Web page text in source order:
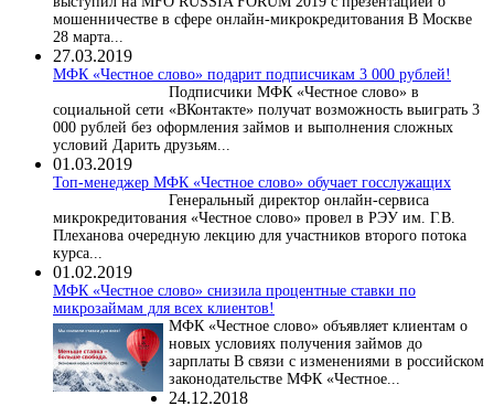
мошенничестве в сфере онлайн-микрокредитования В Москве
28 марта...
27.03.2019
МФК «Честное слово» подарит подписчикам 3 000 рублей!
Подписчики МФК «Честное слово» в
социальной сети «ВКонтакте» получат возможность выиграть 3
000 рублей без оформления займов и выполнения сложных
условий Дарить друзьям...
01.03.2019
Топ-менеджер МФК «Честное слово» обучает госслужащих
Генеральный директор онлайн-сервиса
микрокредитования «Честное слово» провел в РЭУ им. Г.В.
Плеханова очередную лекцию для участников второго потока
курса...
01.02.2019
МФК «Честное слово» снизила процентные ставки по
микрозаймам для всех клиентов!
МФК «Честное слово» объявляет клиентам о
новых условиях получения займов до
зарплаты В связи с изменениями в российском
законодательстве МФК «Честное...
24.12.2018